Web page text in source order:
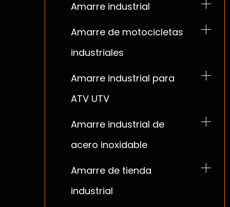
Productos relacionados
cubierta/apuntalamiento
y carril en L
Componentes del
sistema de terrazas
Accesorios interiores
Kit de correas de riel E
Redes de carga
Amarre industrial
Amarre de motocicletas
industriales
Amarre industrial para
ATV UTV
Amarre industrial de
acero inoxidable
Amarre de tienda
industrial